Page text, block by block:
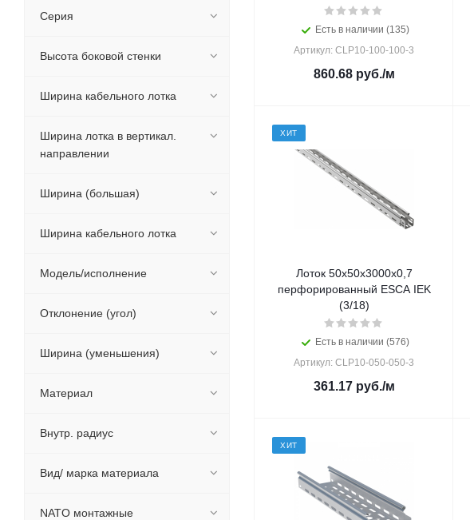
Есть в наличии (135)
Артикул: CLP10-100-100-3
860.68руб./м
ХИТ
Лоток 50х50х3000х0,7
перфорированный ESCA IEK
(3/18)
Есть в наличии (576)
Артикул: CLP10-050-050-3
361.17руб./м
ХИТ
Серия
Высота боковой стенки
Ширина кабельного лотка
Ширина лотка в вертикал.
направлении
Ширина (большая)
Ширина кабельного лотка
Модель/исполнение
Отклонение (угол)
Ширина (уменьшения)
Материал
Внутр. радиус
Вид/ марка материала
NATO монтажные